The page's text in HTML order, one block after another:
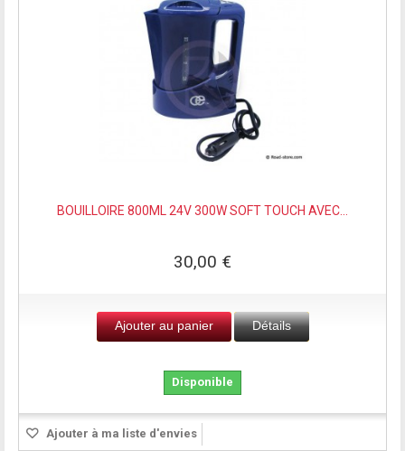
BOUILLOIRE 800ML 24V 300W SOFT TOUCH AVEC...
30,00 €
Ajouter au panier Détails
Disponible
Ajouter à ma liste d'envies